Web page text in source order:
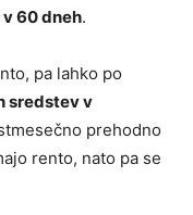
60 dneh.
pa lahko po
sredstev v
prehodno
rento, nato pa se